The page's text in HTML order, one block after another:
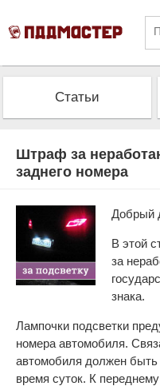
Статьи
Альманах
Штраф за
заднего номера
Добрый
В этой
за
знака.
Лампочки подсветки
номера автомобиля.
автомобиля должен быть
время суток. К